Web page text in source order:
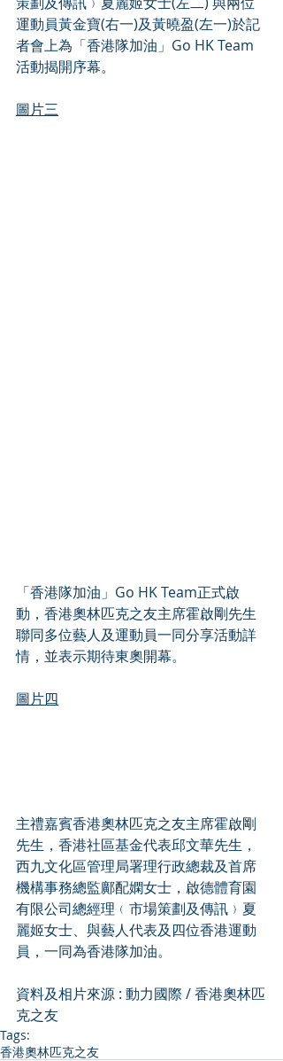
運動員黃金寶(右一)及黃曉盈(左一)於記
者會上為「香港隊加油」Go HK Team
活動揭開序幕。
圖片三
「香港隊加油」Go HK Team正式啟
動，香港奧林匹克之友主席霍啟剛先生
聯同多位藝人及運動員一同分享活動詳
情，並表示期待東奧開幕。
圖片四
主禮嘉賓香港奧林匹克之友主席霍啟剛
先生，香港社區基金代表邱文華先生，
西九文化區管理局署理行政總裁及首席
機構事務總監鄺配嫻女士，啟德體育園
有限公司總經理﹙市場策劃及傳訊﹚夏
麗姬女士、與藝人代表及四位香港運動
員，一同為香港隊加油。
資料及相片來源 : 動力國際 / 香港奧林匹
克之友
Tags:
香港奧林匹克之友